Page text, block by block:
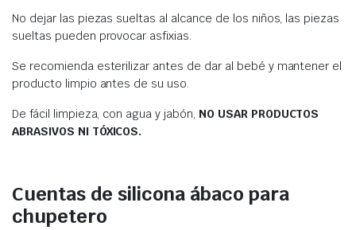
No dejar las piezas sueltas al alcance de los niños, las piezas
sueltas pueden provocar asfixias.
Se recomienda esterilizar antes de dar al bebé y mantener el
producto limpio antes de su uso.
De fácil limpieza, con agua y jabón, NO USAR PRODUCTOS
ABRASIVOS NI TÓXICOS.
Cuentas de silicona ábaco para
chupetero